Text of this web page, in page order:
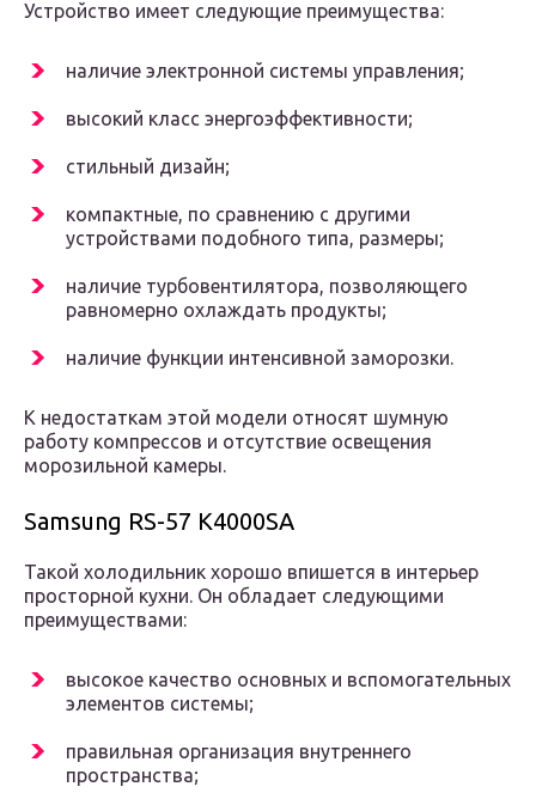
Устройство имеет следующие преимущества:
наличие электронной системы управления;
высокий класс энергоэффективности;
стильный дизайн;
компактные, по сравнению с другими
устройствами подобного типа, размеры;
наличие турбовентилятора, позволяющего
равномерно охлаждать продукты;
наличие функции интенсивной заморозки.
К недостаткам этой модели относят шумную
работу компрессов и отсутствие освещения
морозильной камеры.
Samsung RS-57 K4000SA
Такой холодильник хорошо впишется в интерьер
просторной кухни. Он обладает следующими
преимуществами:
высокое качество основных и вспомогательных
элементов системы;
правильная организация внутреннего
пространства;